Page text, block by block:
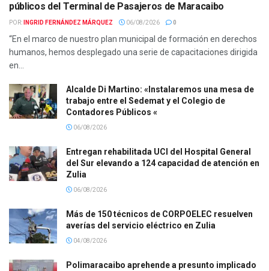
públicos del Terminal de Pasajeros de Maracaibo
POR: INGRID FERNÁNDEZ MÁRQUEZ 06/08/2026 0
“En el marco de nuestro plan municipal de formación en derechos
humanos, hemos desplegado una serie de capacitaciones dirigida
en...
Alcalde Di Martino: «Instalaremos una mesa de
trabajo entre el Sedemat y el Colegio de
Contadores Públicos «
06/08/2026
Entregan rehabilitada UCI del Hospital General
del Sur elevando a 124 capacidad de atención en
Zulia
06/08/2026
Más de 150 técnicos de CORPOELEC resuelven
averías del servicio eléctrico en Zulia
04/08/2026
Polimaracaibo aprehende a presunto implicado